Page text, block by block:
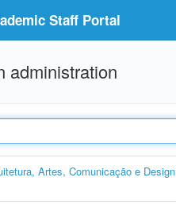
Staff Portal
administration
Artes, Comunicação e Design